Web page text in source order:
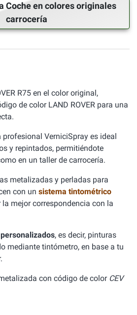
Coche en colores originales
carrocería
R75 en el color original,
de color LAND ROVER para una
profesional VerniciSpray es ideal
y repintados, permitiéndote
en un taller de carrocería.
metalizadas y perladas para
con un sistema tintométrico
mejor correspondencia con la
, es decir, pinturas
mediante tintómetro, en base a tu
con código de color CEV